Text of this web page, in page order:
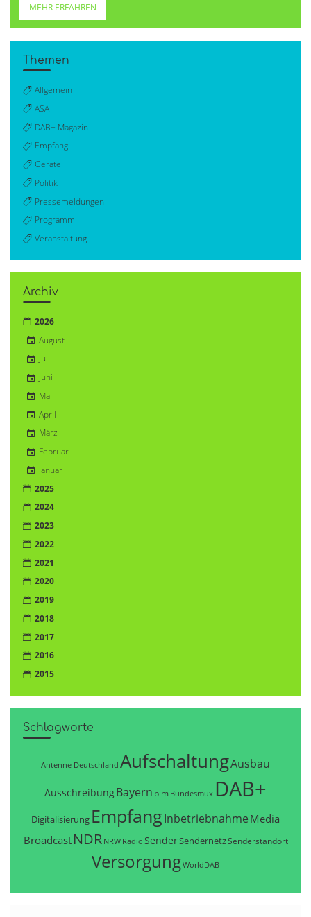
MEHR ERFAHREN
Themen
Allgemein
ASA
DAB+ Magazin
Empfang
Geräte
Politik
Pressemeldungen
Programm
Veranstaltung
Archiv
2026
August
Juli
Juni
Mai
April
März
Februar
Januar
2025
2024
2023
2022
2021
2020
2019
2018
2017
2016
2015
Schlagworte
Antenne Deutschland AufschaltungAusbau
AusschreibungBayern blm Bundesmux DAB+
Digitalisierung EmpfangInbetriebnahme Media
Broadcast NDR NRW Radio SenderSendernetzSenderstandort
VersorgungWorldDAB